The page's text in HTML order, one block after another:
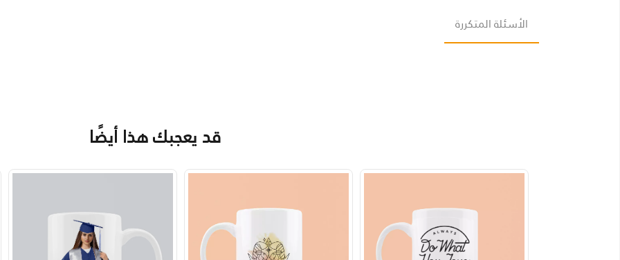
الأسئلة المتكررة
قد يعجبك هذا أيضًا